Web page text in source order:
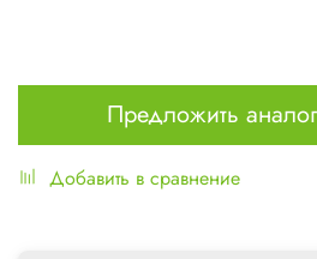
Предложить
Добавить в сравнение